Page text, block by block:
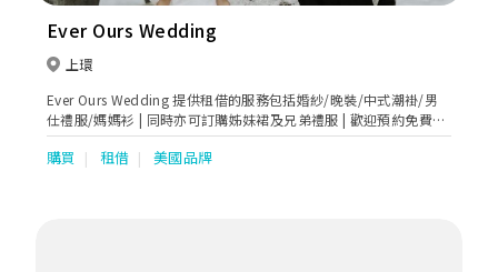
Ever Ours Wedding
上環
Ever Ours Wedding 提供租借的服務包括婚紗/晚裝/中式潮褂/男
仕禮服/媽媽衫 | 同時亦可訂購姊妹裙及兄弟禮服 | 歡迎預約免費試
身
購買 租借 美國品牌